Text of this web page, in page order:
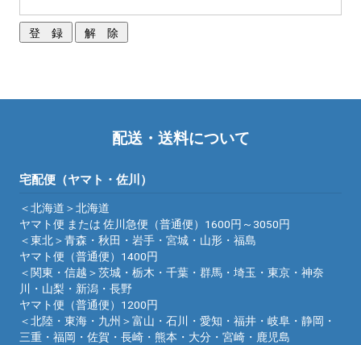
配送・送料について
宅配便（ヤマト・佐川）
＜北海道＞北海道
ヤマト便 または 佐川急便（普通便）1600円～3050円
＜東北＞青森・秋田・岩手・宮城・山形・福島
ヤマト便（普通便）1400円
＜関東・信越＞茨城・栃木・千葉・群馬・埼玉・東京・神奈
川・山梨・新潟・長野
ヤマト便（普通便）1200円
＜北陸・東海・九州＞富山・石川・愛知・福井・岐阜・静岡・
三重・福岡・佐賀・長崎・熊本・大分・宮崎・鹿児島